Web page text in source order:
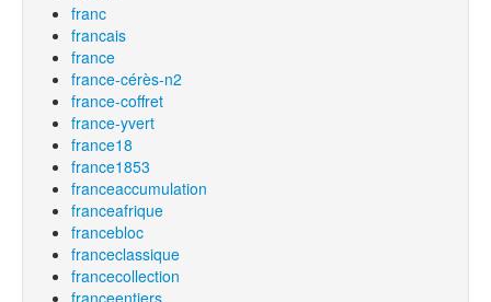
franc
francais
france
france-cérès-n2
france-coffret
france-yvert
france18
france1853
franceaccumulation
franceafrique
francebloc
franceclassique
francecollection
franceentiers